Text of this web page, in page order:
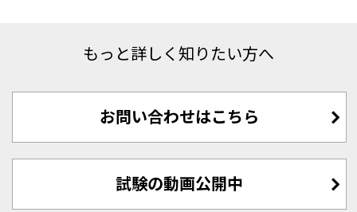
もっと詳しく知りたい方へ
お問い合わせはこちら
試験の動画公開中